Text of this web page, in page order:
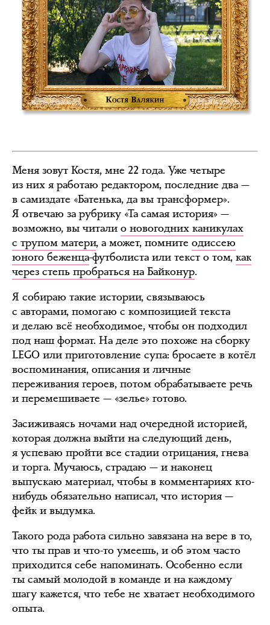
Меня зовут Костя, мне 22 года. Уже четыре
из них я работаю редактором, последние два —
в самиздате «Батенька, да вы трансформер».
Я отвечаю за рубрику «Та самая история» —
возможно, вы читали о новогодних каникулах
с трупом матери, а может, помните одиссею
юного беженца-футболиста или текст о том, как
через степь пробраться на Байконур.
Я собираю такие истории, связываюсь
с авторами, помогаю с композицией текста
и делаю всё необходимое, чтобы он подходил
под наш формат. На деле это похоже на сборку
LEGO или приготовление супа: бросаете в котёл
воспоминания, описания и личные
переживания героев, потом обрабатываете речь
и перемешиваете — «зелье» готово.
Засиживаясь ночами над очередной историей,
которая должна выйти на следующий день,
я успеваю пройти все стадии отрицания, гнева
и торга. Мучаюсь, страдаю — и наконец
выпускаю материал, чтобы в комментариях кто-
нибудь обязательно написал, что история —
фейк и выдумка.
Такого рода работа сильно завязана на вере в то,
что ты прав и что-то умеешь, и об этом часто
приходится себе напоминать. Особенно если
ты самый молодой в команде и на каждому
шагу кажется, что тебе не хватает необходимого
опыта.